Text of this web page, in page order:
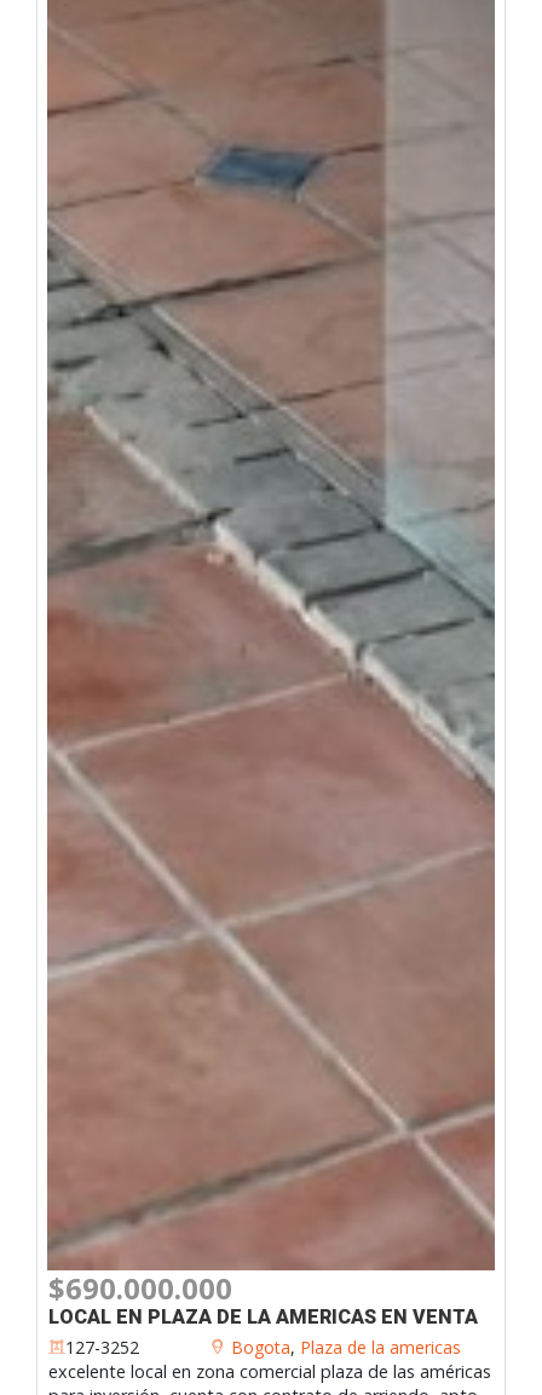
$690.000.000
LOCAL EN PLAZA DE LA AMERICAS EN VENTA
127-3252
Bogota, Plaza de la americas
excelente local en zona comercial plaza de las américas